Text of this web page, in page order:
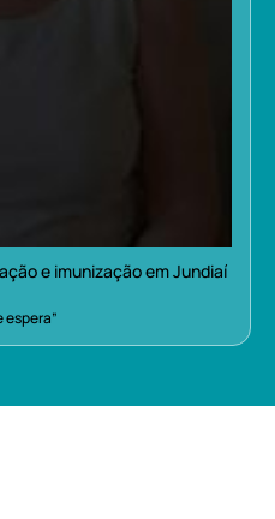
e imunização em Jundiaí
espera”